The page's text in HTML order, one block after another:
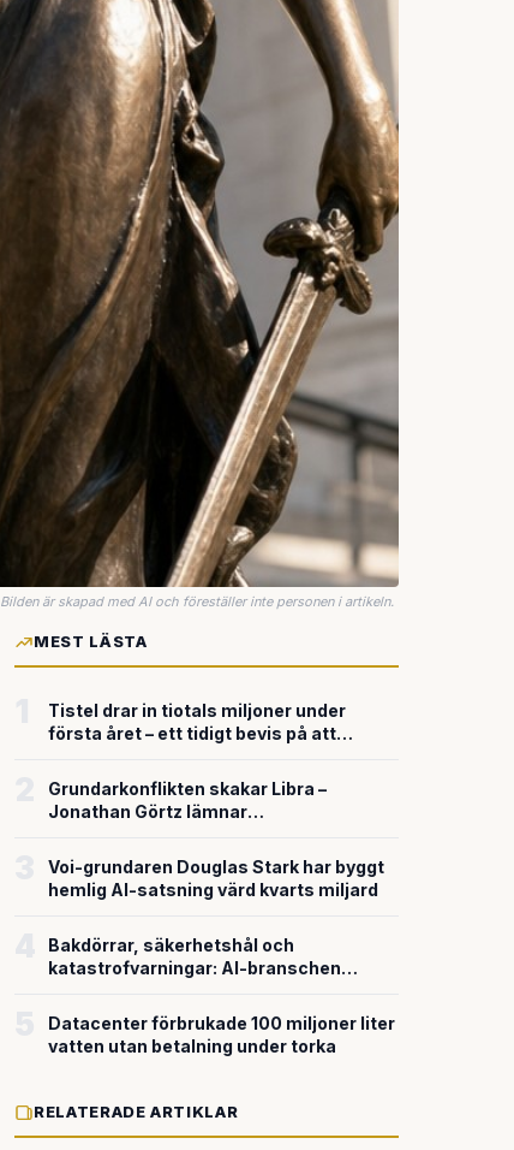
Bilden är skapad med AI och föreställer inte personen i artikeln.
MEST LÄSTA
Tistel drar in tiotals miljoner under
första året – ett tidigt bevis på att
försvarsteknik
Grundarkonflikten skakar Libra –
Jonathan Görtz lämnar
miljardvärderingen
Voi-grundaren Douglas Stark har byggt
hemlig AI-satsning värd kvarts miljard
Bakdörrar, säkerhetshål och
katastrofvarningar: AI-branschen
Datacenter förbrukade 100 miljoner liter
vatten utan betalning under torka
RELATERADE ARTIKLAR